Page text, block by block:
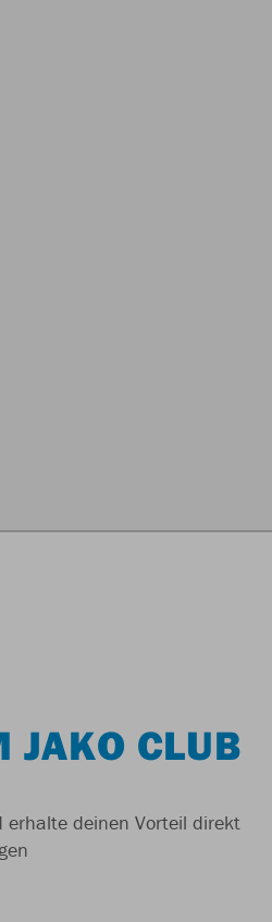
JAKO CLUB
erhalte deinen Vorteil direkt